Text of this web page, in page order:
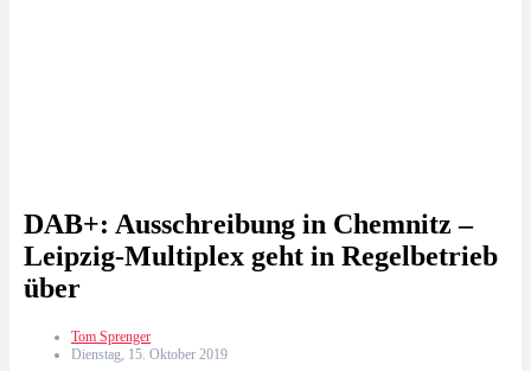
DAB+: Ausschreibung in Chemnitz –
Leipzig-Multiplex geht in Regelbetrieb
über
Tom Sprenger
Dienstag, 15. Oktober 2019